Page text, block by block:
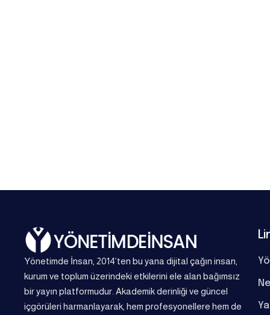
Yönetimde İnsan, 2014’ten bu yana dijital çağın insan,
kurum ve toplum üzerindeki etkilerini ele alan bağımsız
bir yayın platformudur. Akademik derinliği ve güncel
içgörüleri harmanlayarak, hem profesyonellere hem de